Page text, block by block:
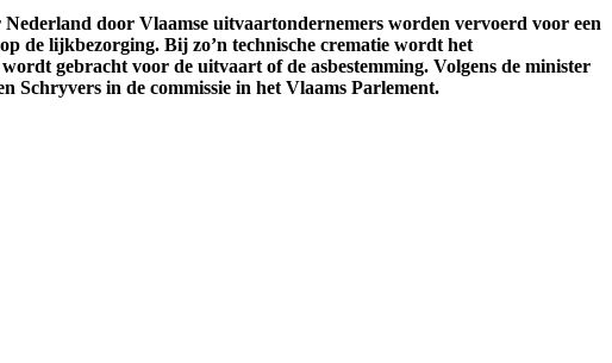
door Vlaamse uitvaartondernemers worden vervoerd voor een
de lijkbezorging. Bij zo’n technische crematie wordt het
gebracht voor de uitvaart of de asbestemming. Volgens de minister
in de commissie in het Vlaams Parlement.